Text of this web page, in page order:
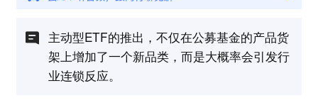
主动型ETF的推出，不仅在公募基金的产品货
架上增加了一个新品类，而是大概率会引发行
业连锁反应。